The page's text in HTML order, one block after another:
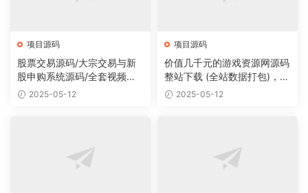
项目源码
股票交易源码/大宗交易与新
股申购系统源码/全套视频教
程 2025-05-12
项目源码
价值几千元的游戏资源网源码
整站下载 (全站数据打包)，数
据里面有200多个宝贝。
2025-05-12